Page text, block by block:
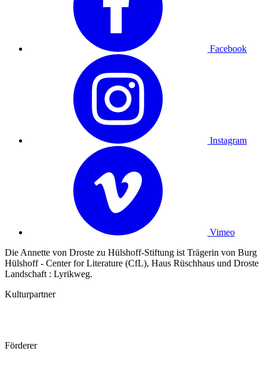
Facebook
Instagram
Vimeo
Die Annette von Droste zu Hülshoff-Stiftung ist Trägerin von Burg
Hülshoff - Center for Literature (CfL), Haus Rüschhaus und Droste
Landschaft : Lyrikweg.
Kulturpartner
Förderer